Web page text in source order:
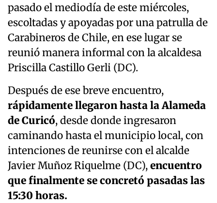
pasado el mediodía de este miércoles,
escoltadas y apoyadas por una patrulla de
Carabineros de Chile, en ese lugar se
reunió manera informal con la alcaldesa
Priscilla Castillo Gerli (DC).
Después de ese breve encuentro,
rápidamente llegaron hasta la Alameda
de Curicó, desde donde ingresaron
caminando hasta el municipio local, con
intenciones de reunirse con el alcalde
Javier Muñoz Riquelme (DC),encuentro
que finalmente se concretó pasadas las
15:30 horas.